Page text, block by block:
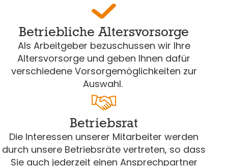
Betriebliche Altersvorsorge
Als Arbeitgeber bezuschussen wir Ihre
Altersvorsorge und geben Ihnen dafür
verschiedene Vorsorgemöglichkeiten zur
Auswahl.
Betriebsrat
Die Interessen unserer Mitarbeiter werden
durch unsere Betriebsräte vertreten, so dass
Sie auch jederzeit einen Ansprechpartner